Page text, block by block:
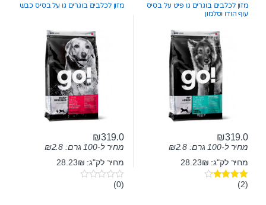
f
מזון לכלבים בוגרים גו פיט על בסיס
עוף הודו וסלמון
₪319.0
מחיר ל-100 גרם: ₪2.8
מחיר לק"ג: 28.23₪
דורג(2)
מזון לכלבים בוגרים גו על בסיס כבש
₪319.0
מחיר ל-100 גרם: ₪2.8
מחיר לק"ג: 28.23₪
0(0)